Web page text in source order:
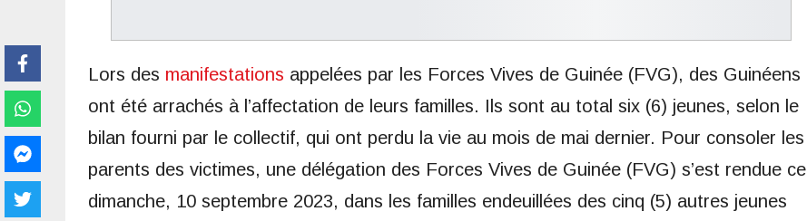
Lors des manifestations appelées par les Forces Vives de Guinée (FVG), des Guinéens
ont été arrachés à l’affectation de leurs familles. Ils sont au total six (6) jeunes, selon le
bilan fourni par le collectif, qui ont perdu la vie au mois de mai dernier. Pour consoler les
parents des victimes, une délégation des Forces Vives de Guinée (FVG) s’est rendue ce
dimanche, 10 septembre 2023, dans les familles endeuillées des cinq (5) autres jeunes